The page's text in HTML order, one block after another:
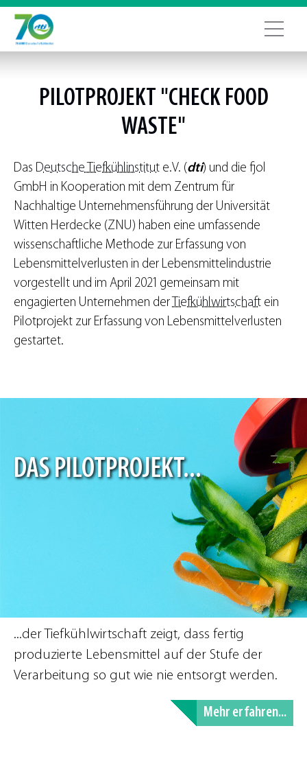
PILOTPROJEKT "CHECK FOOD
WASTE"
Das Deutsche Tiefkühlinstitut e.V. (dti) und die fjol
GmbH in Kooperation mit dem Zentrum für
Nachhaltige Unternehmensführung der Universität
Witten Herdecke (ZNU) haben eine umfassende
wissenschaftliche Methode zur Erfassung von
Lebensmittelverlusten in der Lebensmittelindustrie
vorgestellt und im April 2021 gemeinsam mit
engagierten Unternehmen derTiefkühlwirtschaft ein
Pilotprojekt zur Erfassung von Lebensmittelverlusten
gestartet.
DAS PILOTPROJEKT...
...der Tiefkühlwirtschaft zeigt, dass fertig
produzierte Lebensmittel auf der Stufe der
Verarbeitung so gut wie nie entsorgt werden.
Mehr erfahren...